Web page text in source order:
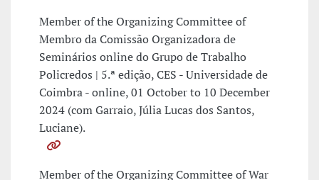
Member of the Organizing Committee of
Membro da Comissão Organizadora de
Seminários online do Grupo de Trabalho
Policredos | 5.ª edição, CES - Universidade de
Coimbra - online, 01 October to 10 December
2024 (com Garraio, Júlia Lucas dos Santos,
Luciane).
Member of the Organizing Committee of War